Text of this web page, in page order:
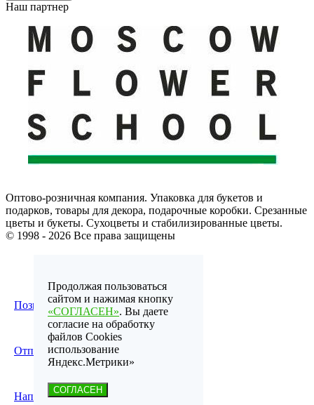
Наш партнер
Оптово-розничная компания. Упаковка для букетов и
подарков, товары для декора, подарочные коробки. Срезанные
цветы и букеты. Сухоцветы и стабилизированные цветы.
© 1998 - 2026 Все права защищены
Продолжая пользоваться
сайтом и нажимая кнопку
«СОГЛАСЕН». Вы даете
согласие на обработку
файлов Cookies
использование
Яндекс.Метрики»
СОГЛАСЕН
Позвонить по телефону
Отправить email
Написать в WhatsApp